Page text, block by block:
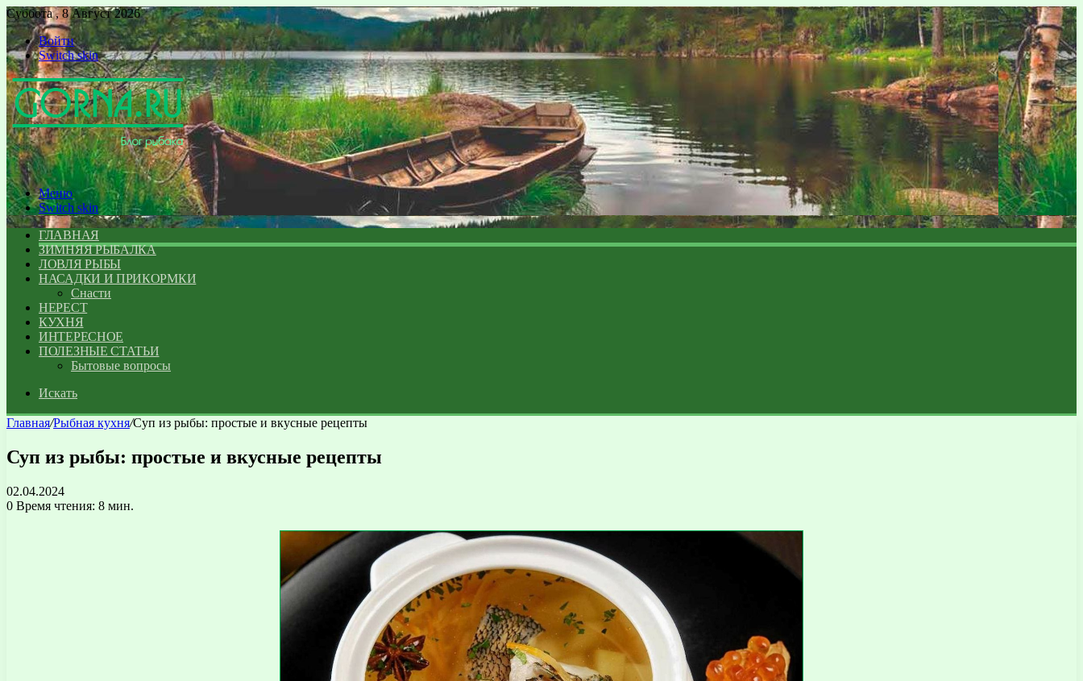
Суббота , 8 Август 2026
Войти
Switch skin
Меню
Switch skin
ГЛАВНАЯ
ЗИМНЯЯ РЫБАЛКА
ЛОВЛЯ РЫБЫ
НАСАДКИ И ПРИКОРМКИ
Снасти
НЕРЕСТ
КУХНЯ
ИНТЕРЕСНОЕ
ПОЛЕЗНЫЕ СТАТЬИ
Бытовые вопросы
Искать
Главная/Рыбная кухня/Суп из рыбы: простые и вкусные рецепты
Суп из рыбы: простые и вкусные рецепты
02.04.2024
0 Время чтения: 8 мин.